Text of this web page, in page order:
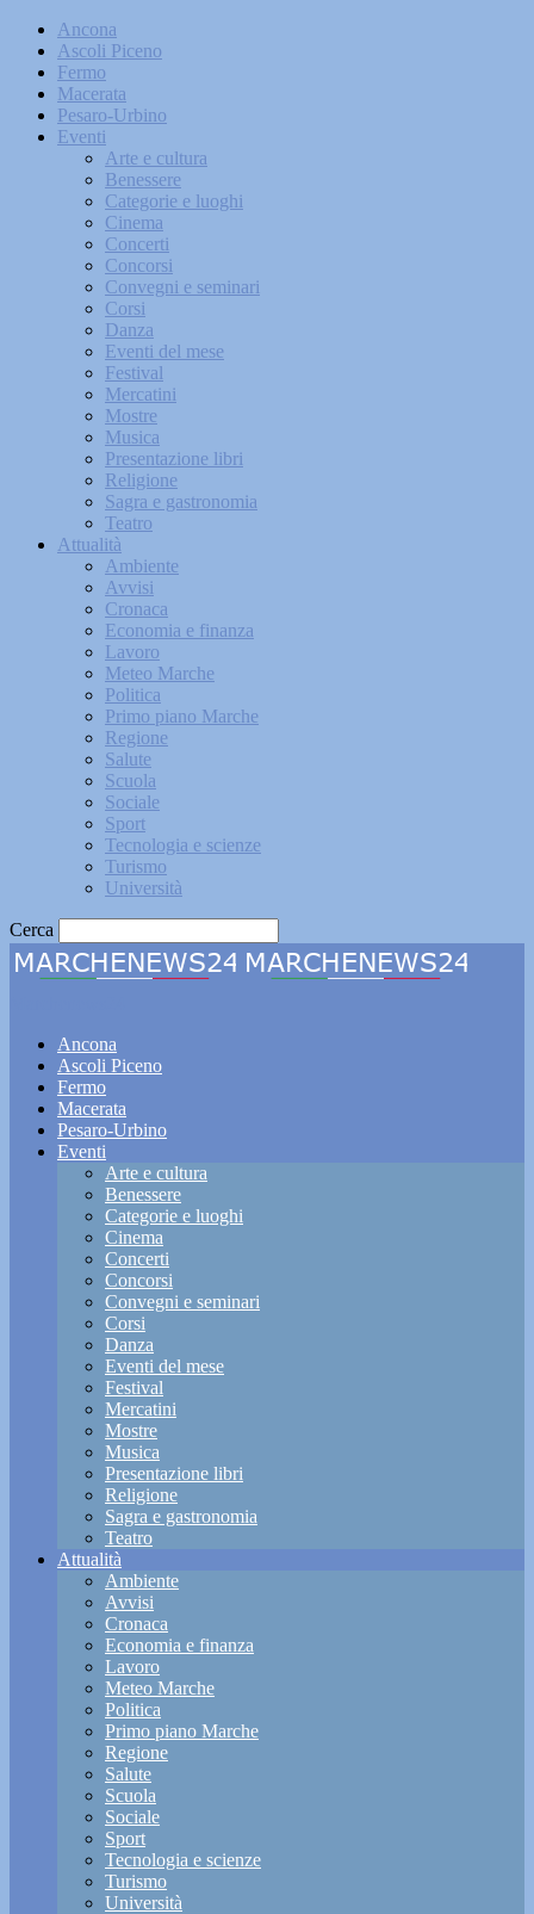
Ancona
Ascoli Piceno
Fermo
Macerata
Pesaro-Urbino
Eventi
Arte e cultura
Benessere
Categorie e luoghi
Cinema
Concerti
Concorsi
Convegni e seminari
Corsi
Danza
Eventi del mese
Festival
Mercatini
Mostre
Musica
Presentazione libri
Religione
Sagra e gastronomia
Teatro
Attualità
Ambiente
Avvisi
Cronaca
Economia e finanza
Lavoro
Meteo Marche
Politica
Primo piano Marche
Regione
Salute
Scuola
Sociale
Sport
Tecnologia e scienze
Turismo
Università
Cerca
Ancona
Ascoli Piceno
Fermo
Macerata
Pesaro-Urbino
Eventi
Arte e cultura
Benessere
Categorie e luoghi
Cinema
Concerti
Concorsi
Convegni e seminari
Corsi
Danza
Eventi del mese
Festival
Mercatini
Mostre
Musica
Presentazione libri
Religione
Sagra e gastronomia
Teatro
Attualità
Ambiente
Avvisi
Cronaca
Economia e finanza
Lavoro
Meteo Marche
Politica
Primo piano Marche
Regione
Salute
Scuola
Sociale
Sport
Tecnologia e scienze
Turismo
Università